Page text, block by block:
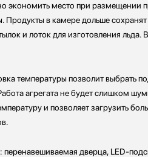
экономить место при размещении
Продукты в камере дольше
и лоток для изготовления
температуры позволит выбрать
агрегата не будет слишком
и позволяет загрузить
дверца, LED-